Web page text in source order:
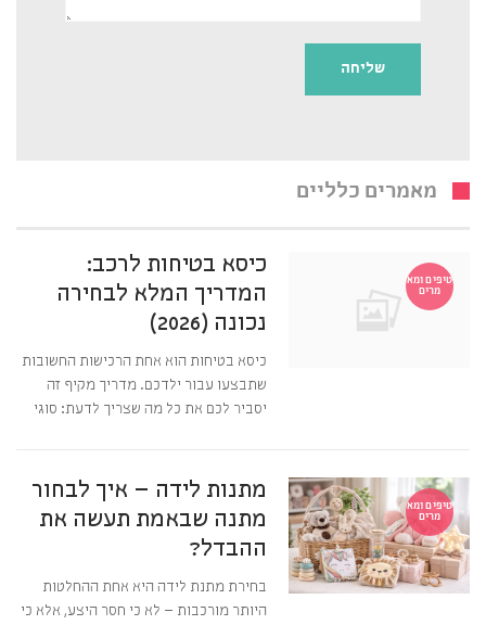
מאמרים כלליים
טיפים ומא
מרים
כיסא בטיחות לרכב:
המדריך המלא לבחירה
נכונה (2026)
כיסא בטיחות הוא אחת הרכישות החשובות
שתבצעו עבור ילדכם. מדריך מקיף זה
יסביר לכם את כל מה שצריך לדעת: סוגי
טיפים ומא
מרים
מתנות לידה – איך לבחור
מתנה שבאמת תעשה את
ההבדל?
בחירת מתנת לידה היא אחת ההחלטות
היותר מורכבות – לא כי חסר היצע, אלא כי